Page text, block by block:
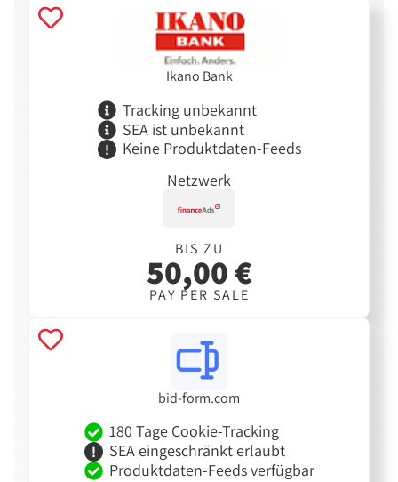
Ikano Bank
Tracking unbekannt
SEA ist unbekannt
Keine Produktdaten-Feeds
Netzwerk
BIS ZU
50,00 €
PAY PER SALE
bid-form.com
180 Tage Cookie-Tracking
SEA eingeschränkt erlaubt
Produktdaten-Feeds verfügbar